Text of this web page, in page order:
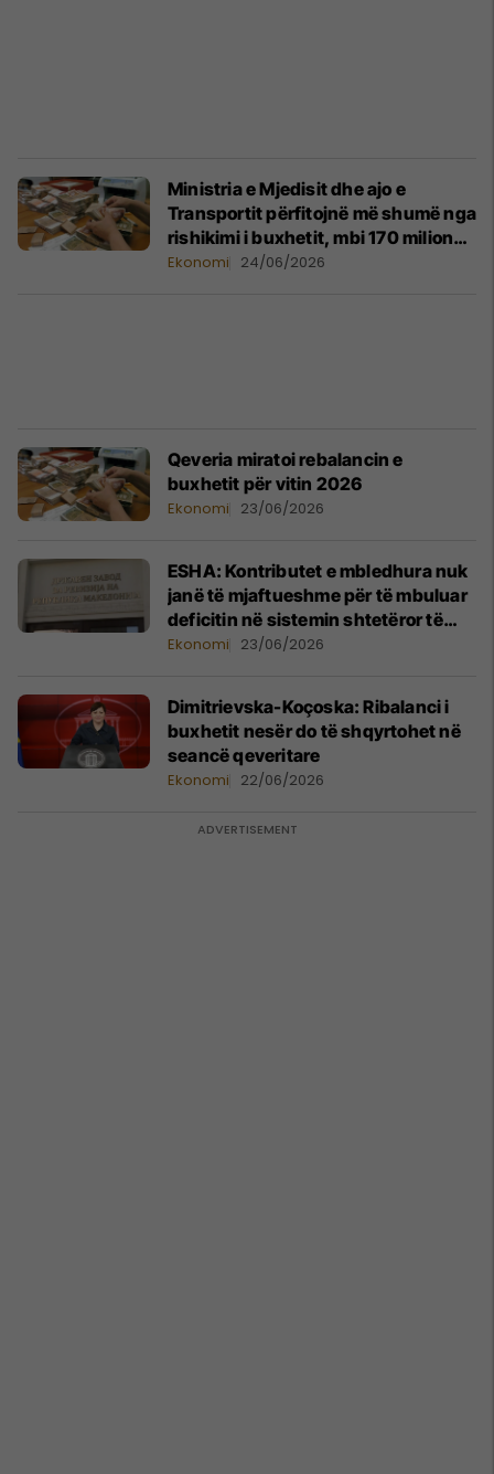
Ministria e Mjedisit dhe ajo e
Transportit përfitojnë më shumë nga
rishikimi i buxhetit, mbi 170 milionë
euro shpenzime jashtë planifikimit
Ekonomi 24/06/2026
Qeveria miratoi rebalancin e
buxhetit për vitin 2026
Ekonomi 23/06/2026
ESHA: Kontributet e mbledhura nuk
janë të mjaftueshme për të mbuluar
deficitin në sistemin shtetëror të
pensioneve
Ekonomi 23/06/2026
Dimitrievska-Koçoska: Ribalanci i
buxhetit nesër do të shqyrtohet në
seancë qeveritare
Ekonomi 22/06/2026